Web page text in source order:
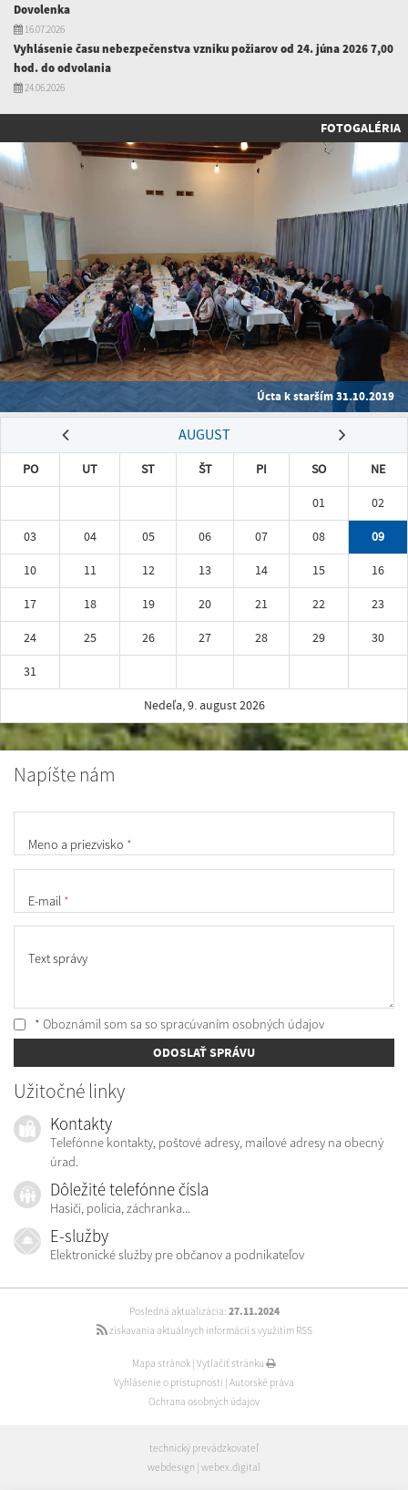
Dovolenka
16.07.2026
Vyhlásenie času nebezpečenstva vzniku požiarov od 24. júna 2026 7,00
hod. do odvolania
24.06.2026
FOTOGALÉRIA
Úcta k starším 31.10.2019
AUGUST
PO UT ST ŠT PI SO
NE
01
02
03
04 05 06 07 08
09
10
11 12 13 14 15
16
17
18 19 20 21 22
23
24
25 26 27 28 29
30
31
Nedeľa, 9. august 2026
Napíšte nám
Meno a priezvisko *
E-mail *
Text správy
* Oboznámil som sa so spracúvaním osobných údajov
ODOSLAŤ SPRÁVU
Užitočné linky
Kontakty
Telefónne kontakty, poštové adresy, mailové adresy na obecný
úrad.
Dôležité telefónne čísla
Hasiči, polícia, záchranka...
E-služby
Elektronické služby pre občanov a podnikateľov
Posledná aktualizácia: 27.11.2024
získavania aktuálnych informácií s využitím RSS
Mapa stránok | Vytlačiť stránku
Vyhlásenie o prístupnosti | Autorské práva
Ochrana osobných údajov
technický prevádzkovateľ
webdesign | webex.digital